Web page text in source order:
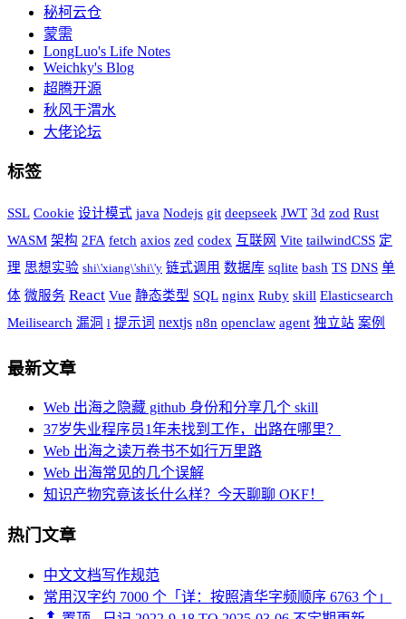
秘柯云仓
蒙需
LongLuo's Life Notes
Weichky's Blog
超腾开源
秋风于渭水
大佬论坛
标签
SSL Cookie 设计模式 java Nodejs git deepseek JWT 3d zod Rust
WASM 架构 2FA fetch axios zed codex 互联网 Vite tailwindCSS 定
理 思想实验 shi\'xiang\'shi\'y 链式调用 数据库 sqlite bash TS DNS 单
体 微服务 React Vue 静态类型 SQL nginx Ruby skill Elasticsearch
Meilisearch 漏洞 l 提示词 nextjs n8n openclaw agent 独立站 案例
最新文章
Web 出海之隐藏 github 身份和分享几个 skill
37岁失业程序员1年未找到工作，出路在哪里？
Web 出海之读万卷书不如行万里路
Web 出海常见的几个误解
知识产物究竟该长什么样？今天聊聊 OKF！
热门文章
中文文档写作规范
常用汉字约 7000 个「详：按照清华字频顺序 6763 个」